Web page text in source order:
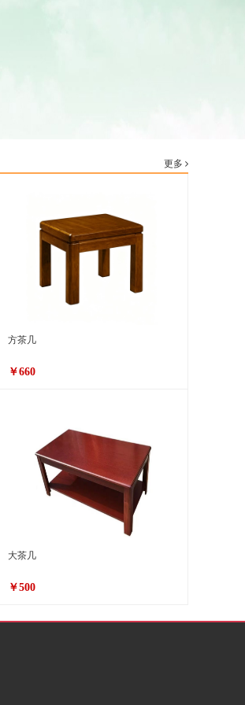
更多
方茶几
￥660
大茶几
￥500